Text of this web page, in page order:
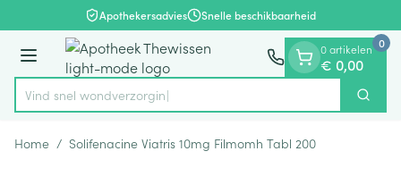
Ga naar de inhoudApothekersadvies Snelle beschikbaarheid
Menu
Product, merk, categorie...
Vind snel wondv Zoek
0 artikelen
€ 0,00
0
Home / Solifenacine Viatris 10mg Filmomh Tabl 200